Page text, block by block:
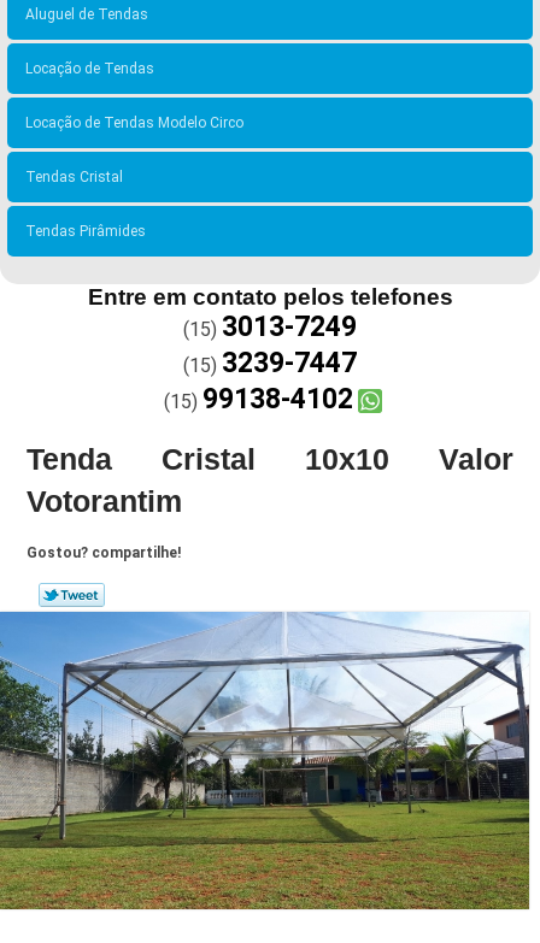
Aluguel de Tendas
Locação de Tendas
Locação de Tendas Modelo Circo
Tendas Cristal
Tendas Pirâmides
Entre em contato pelos telefones
(15) 3013-7249
(15) 3239-7447
(15) 99138-4102
Tenda Cristal 10x10 Valor
Votorantim
Gostou? compartilhe!